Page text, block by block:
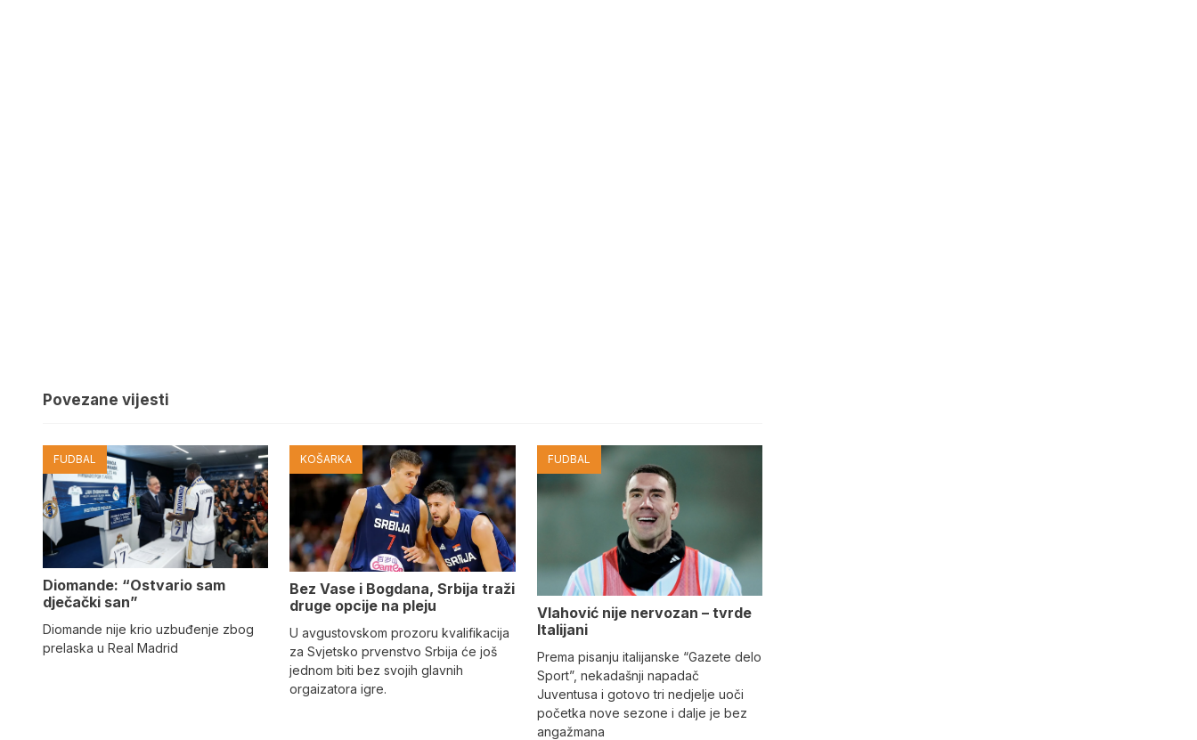
Povezane vijesti
FUDBAL
Diomande: “Ostvario sam
dječački san”
Diomande nije krio uzbuđenje zbog
prelaska u Real Madrid
KOŠARKA
Bez Vase i Bogdana, Srbija traži
druge opcije na pleju
U avgustovskom prozoru kvalifikacija
za Svjetsko prvenstvo Srbija će još
jednom biti bez svojih glavnih
orgaizatora igre.
FUDBAL
Vlahović nije nervozan – tvrde
Italijani
Prema pisanju italijanske “Gazete delo
Sport”, nekadašnji napadač
Juventusa i gotovo tri nedjelje uoči
početka nove sezone i dalje je bez
angažmana